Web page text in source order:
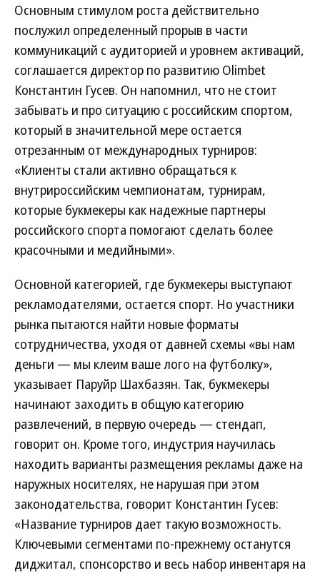
Основным стимулом роста действительно
послужил определенный прорыв в части
коммуникаций с аудиторией и уровнем активаций,
соглашается директор по развитию Olimbet
Константин Гусев. Он напомнил, что не стоит
забывать и про ситуацию с российским спортом,
который в значительной мере остается
отрезанным от международных турниров:
«Клиенты стали активно обращаться к
внутрироссийским чемпионатам, турнирам,
которые букмекеры как надежные партнеры
российского спорта помогают сделать более
красочными и медийными».
Основной категорией, где букмекеры выступают
рекламодателями, остается спорт. Но участники
рынка пытаются найти новые форматы
сотрудничества, уходя от давней схемы «вы нам
деньги — мы клеим ваше лого на футболку»,
указывает Паруйр Шахбазян. Так, букмекеры
начинают заходить в общую категорию
развлечений, в первую очередь — стендап,
говорит он. Кроме того, индустрия научилась
находить варианты размещения рекламы даже на
наружных носителях, не нарушая при этом
законодательства, говорит Константин Гусев:
«Название турниров дает такую возможность.
Ключевыми сегментами по-прежнему останутся
диджитал, спонсорство и весь набор инвентаря на